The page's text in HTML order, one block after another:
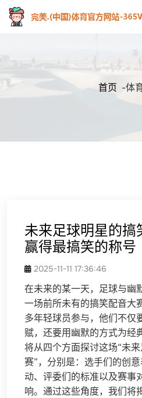
首页 -体
未来足球明星的搞
赢得最搞笑的称号
2025-11-11 17:36:46
在未来的某一天，足球与幽
一场前所未有的搞笑配音大
多年轻球员参与，他们不仅
赋，还要用幽默的方式为经
将从四个方面探讨这场“未
赛”，分别是：选手们的创
动、评委们的标准以及赛事
响。通过这些角度，我们将